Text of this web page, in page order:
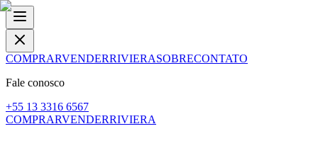
COMPRARVENDERRIVIERASOBRECONTATO
Fale conosco
+55 13 3316 6567
COMPRARVENDERRIVIERA